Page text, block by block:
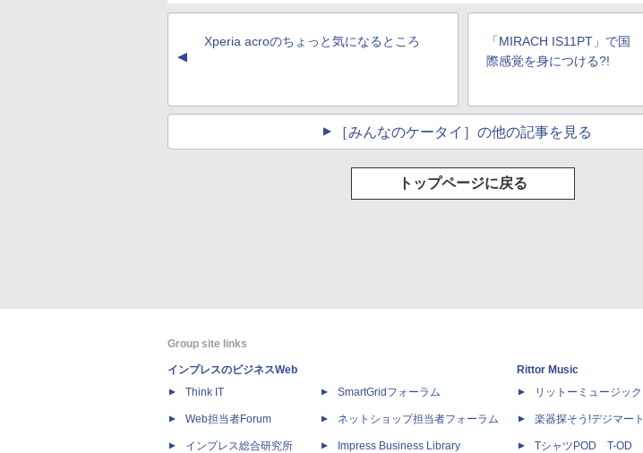
▲
Xperia acroのちょっと気になるところ
「MIRACH IS11PT」で国
際感覚を身につける?!
［みんなのケータイ］の他の記事を見る
トップページに戻る
Group site links
インプレスのビジネスWeb
Think IT
Web担当者Forum
インプレス総合研究所
SmartGridフォーラム
ネットショップ担当者フォーラム
Impress Business Library
Rittor Music
リットーミュージック
楽器探そう!デジマート
TシャツPOD T-OD